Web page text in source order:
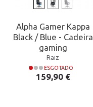
Alpha Gamer Kappa
Black / Blue - Cadeira
gaming
Raiz
ESGOTADO
Preço
159,90 €